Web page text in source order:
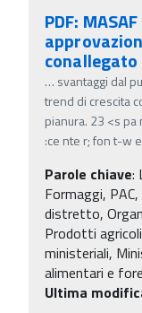
PDF:
conallegato
… svantaggi dal
trend di crescita
pianura. 23 <s
:ce nte r; fon t-w
Parole chiave:
Formaggi,
distretto,
Prodotti
ministeriali,
alimentari e
Ultima